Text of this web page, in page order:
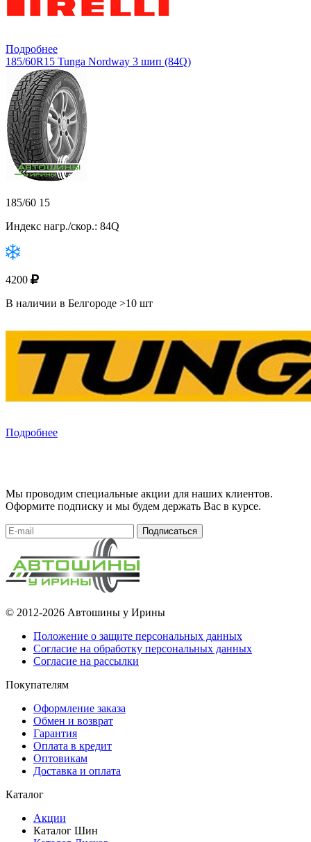
Подробнее
185/60R15 Tunga Nordway 3 шип (84Q)
185/60 15
Индекс нагр./скор.: 84Q
4200
В наличии в Белгороде >10 шт
Подробнее
Мы проводим специальные акции для наших клиентов.
Оформите подписку и мы будем держать Вас в курсе.
Подписаться
© 2012-2026 Автошины у Ирины
Положение о защите персональных данных
Согласие на обработку персональных данных
Согласие на рассылки
Покупателям
Оформление заказа
Обмен и возврат
Гарантия
Оплата в кредит
Оптовикам
Доставка и оплата
Каталог
Акции
Каталог Шин